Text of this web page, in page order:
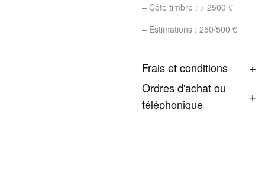
– Côte timbre : > 2500 €
– Estimations : 250/500 €
Frais et conditions
Ordres d'achat ou
téléphonique